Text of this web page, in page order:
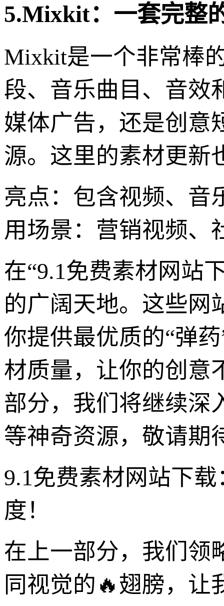
5.Mixkit：一套完整
Mixkit是一个非常棒
段、音乐曲目、音效
媒体广告，还是创意
源。这里的素材更新
亮点：包含视频、音
用场景：营销视频、
在“9.1免费素材网站
的广阔天地。这些网
你提供最优质的“弹
材质量，让你的创意
部分，我们将继续深
等神奇资源，敬请期
9.1免费素材网站下
度！
在上一部分，我们领
同视觉的🔥翅膀，让